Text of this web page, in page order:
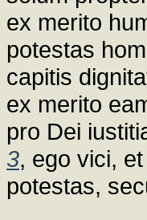
ex merito
potestas
capitis
ex merito
pro Dei
3, ego vici,
potestas,